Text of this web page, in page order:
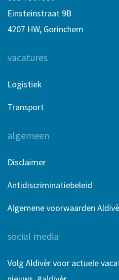
Einsteinstraat 9B
4207 HW, Gorinchem
vacatures
Logistiek
Transport
algemeen
Disclaimer
Antidiscriminatiebeleid
Algemene voorwaarden
social media
Volg Aldivèr voor actuele